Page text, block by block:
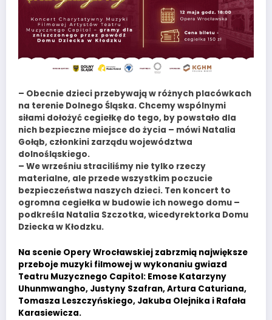
– Obecnie dzieci przebywają w różnych placówkach
na terenie Dolnego Śląska. Chcemy wspólnymi
siłami dołożyć cegiełkę do tego, by powstało dla
nich bezpieczne miejsce do życia – mówi Natalia
Gołąb, członkini zarządu województwa
dolnośląskiego.
– We wrześniu straciliśmy nie tylko rzeczy
materialne, ale przede wszystkim poczucie
bezpieczeństwa naszych dzieci. Ten koncert to
ogromna cegiełka w budowie ich nowego domu –
podkreśla Natalia Szczotka, wicedyrektorka Domu
Dziecka w Kłodzku.
Na scenie Opery Wrocławskiej zabrzmią największe
przeboje muzyki filmowej w wykonaniu gwiazd
Teatru Muzycznego Capitol: Emose Katarzyny
Uhunmwangho, Justyny Szafran, Artura Caturiana,
Tomasza Leszczyńskiego, Jakuba Olejnika i Rafała
Karasiewicza.